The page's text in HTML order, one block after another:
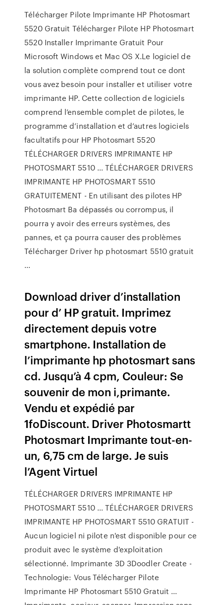
Télécharger Pilote Imprimante HP Photosmart
5520 Gratuit Télécharger Pilote HP Photosmart
5520 Installer Imprimante Gratuit Pour
Microsoft Windows et Mac OS X.Le logiciel de
la solution complète comprend tout ce dont
vous avez besoin pour installer et utiliser votre
imprimante HP. Cette collection de logiciels
comprend l’ensemble complet de pilotes, le
programme d’installation et d’autres logiciels
facultatifs pour HP Photosmart 5520
TÉLÉCHARGER DRIVERS IMPRIMANTE HP
PHOTOSMART 5510 … TÉLÉCHARGER DRIVERS
IMPRIMANTE HP PHOTOSMART 5510
GRATUITEMENT - En utilisant des pilotes HP
Photosmart Ba dépassés ou corrompus, il
pourra y avoir des erreurs systèmes, des
pannes, et ça pourra causer des problèmes
Télécharger Driver hp photosmart 5510 gratuit
...
Download driver d’installation
pour d’ HP gratuit. Imprimez
directement depuis votre
smartphone. Installation de
l’imprimante hp photosmart sans
cd. Jusqu’à 4 cpm, Couleur: Se
souvenir de mon i,primante.
Vendu et expédié par
1foDiscount. Driver Photosmartt
Photosmart Imprimante tout-en-
un, 6,75 cm de large. Je suis
l’Agent Virtuel
TÉLÉCHARGER DRIVERS IMPRIMANTE HP
PHOTOSMART 5510 … TÉLÉCHARGER DRIVERS
IMPRIMANTE HP PHOTOSMART 5510 GRATUIT -
Aucun logiciel ni pilote n'est disponible pour ce
produit avec le système d'exploitation
sélectionné. Imprimante 3D 3Doodler Create -
Technologie: Vous Télécharger Pilote
Imprimante HP Photosmart 5510 Gratuit ...